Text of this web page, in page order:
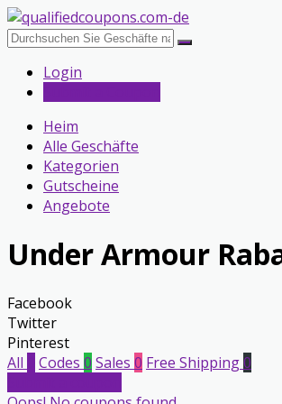
Login
Heim
Alle Geschäfte
Kategorien
Gutscheine
Angebote
Under Armour
Facebook
Twitter
Pinterest
All
Codes 0 Sales 0 Free Shipping0